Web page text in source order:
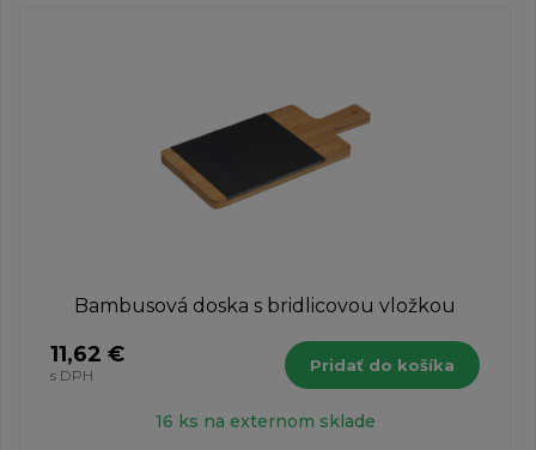
Bambusová doska s bridlicovou vložkou
11,62 €
s DPH
Pridať do košíka
16 ks na externom sklade